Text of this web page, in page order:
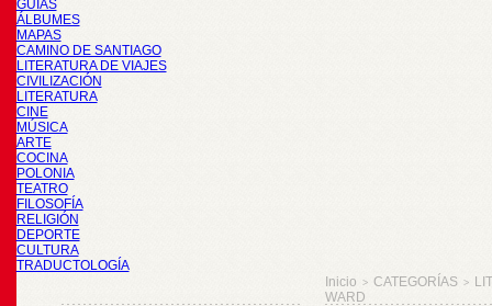
GUÍAS
ÁLBUMES
MAPAS
CAMINO DE SANTIAGO
LITERATURA DE VIAJES
CIVILIZACIÓN
LITERATURA
CINE
MÚSICA
ARTE
COCINA
POLONIA
TEATRO
FILOSOFÍA
RELIGIÓN
DEPORTE
CULTURA
TRADUCTOLOGÍA
Inicio > CATEGORÍAS >
WARD